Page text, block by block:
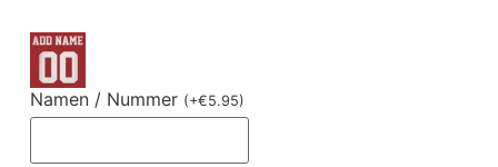
Namen / Nummer (+€5.95)